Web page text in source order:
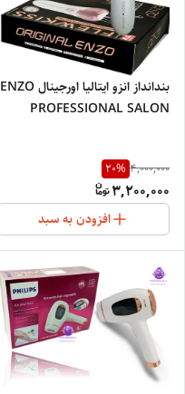
بندانداز انزو ایتالیا اورجینال ENZO
PROFESSIONAL SALON
4,000,000
20%
3,200,000
افزودن به سبد